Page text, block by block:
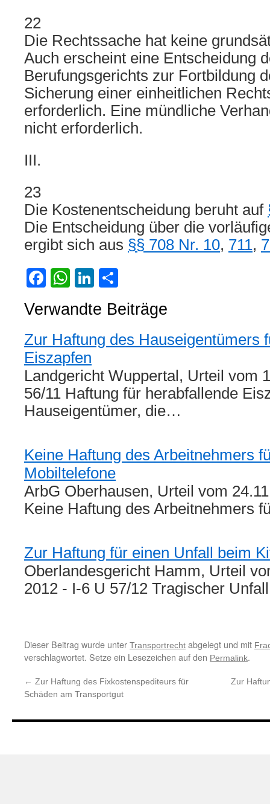
22
Die Rechtssache hat keine
Auch erscheint eine Entscheidung
Berufungsgerichts zur Fortbildung
Sicherung einer einheitlichen
erforderlich. Eine mündliche
nicht erforderlich.
III.
23
Die Kostenentscheidung beruht auf
Die Entscheidung über die
ergibt sich aus §§ 708 Nr. 10, 711,
Facebook
WhatsApp
LinkedIn
Verwandte Beiträge
Zur Haftung des Hauseigentümers
Eiszapfen
Landgericht Wuppertal, Urteil vom
56/11 Haftung für herabfallende
Hauseigentümer, die…
Keine Haftung des Arbeitnehmers
Mobiltelefone
ArbG Oberhausen, Urteil vom
Keine Haftung des Arbeitnehmers
Zur Haftung für einen Unfall beim
Oberlandesgericht Hamm, Urteil
2012 - I-6 U 57/12 Tragischer
Dieser Beitrag wurde unter Transportrecht abgelegt und mit
verschlagwortet. Setze ein Lesezeichen auf den Permalink.
← Zur Haftung des Fixkostenspediteurs für
Schäden am Transportgut
Zur